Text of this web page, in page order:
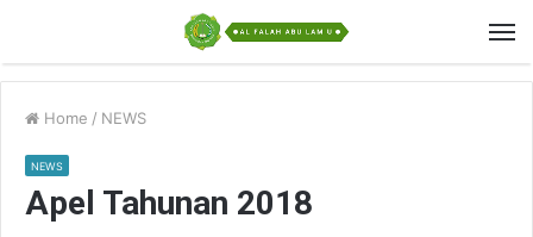
Home / NEWS
NEWS
Apel Tahunan 2018